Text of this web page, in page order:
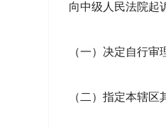
向中级人民法院起
（一）决定自行审
（二）指定本辖区